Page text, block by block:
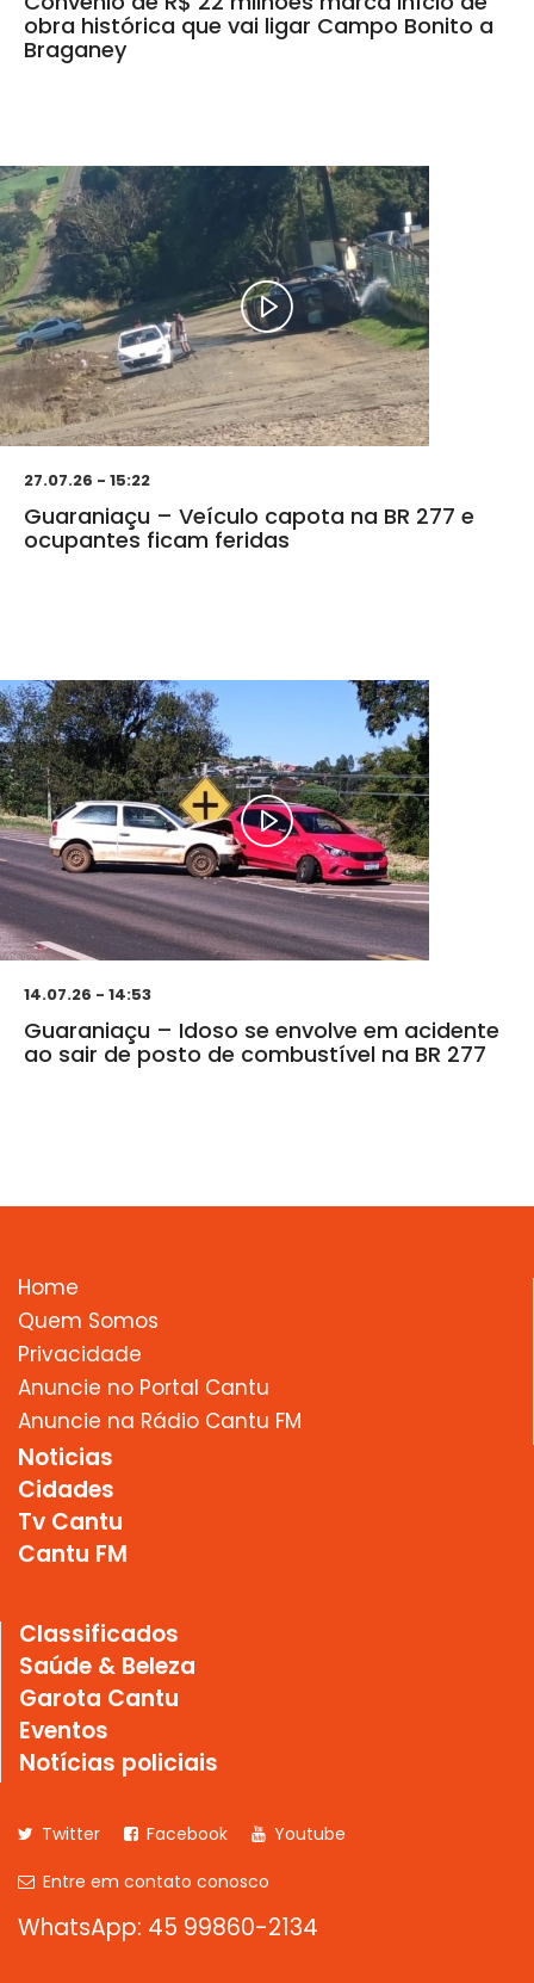
obra histórica que vai ligar Campo Bonito a
Braganey
27.07.26 - 15:22
Guaraniaçu – Veículo capota na BR 277 e
ocupantes ficam feridas
14.07.26 - 14:53
Guaraniaçu – Idoso se envolve em acidente
ao sair de posto de combustível na BR 277
Home
Quem Somos
Privacidade
Anuncie no Portal Cantu
Anuncie na Rádio Cantu FM
Noticias
Cidades
Tv Cantu
Cantu FM
Classificados
Saúde & Beleza
Garota Cantu
Eventos
Notícias policiais
Twitter Facebook
Youtube
Entre em contato conosco
WhatsApp: 45 99860-2134